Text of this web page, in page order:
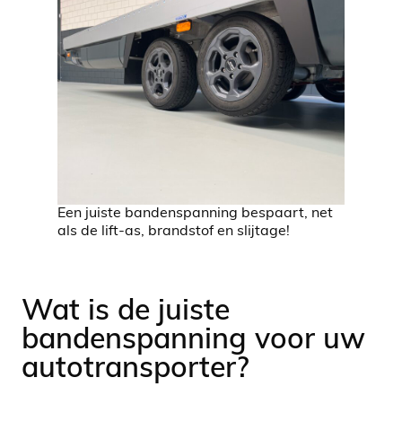
Een juiste bandenspanning bespaart, net
als de lift-as, brandstof en slijtage!
Wat is de juiste
bandenspanning voor uw
autotransporter?